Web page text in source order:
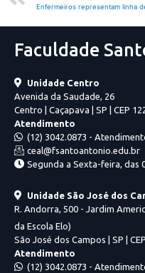
Faculdade
Unidade Centro
Avenida da Saudade, 26
Centro | Caçapava | SP | CEP
Atendimento
(12) 3042.0873 -
ceal@fsantoantonio.edu.br
Segunda a Sexta-feira, das
Unidade São José dos
R. Andorra, 500 - Jardim
da Escola Elo)
São José dos Campos | SP |
Atendimento
(12) 3042.0873 -